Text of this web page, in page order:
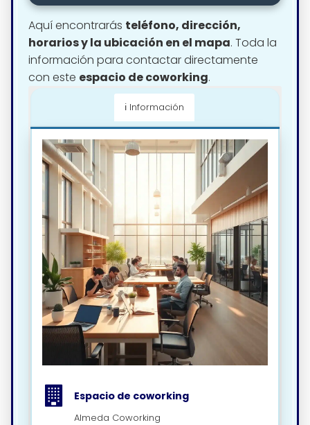
Aquí encontrarás teléfono, dirección,
horarios y la ubicación en el mapa. Toda la
información para contactar directamente
con este espacio de coworking.
ℹ️ Información
Espacio de coworking
Almeda Coworking